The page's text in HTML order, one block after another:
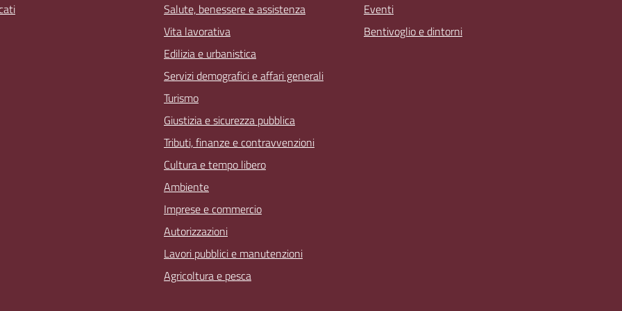
Salute, benessere e assistenza
Vita lavorativa
Edilizia e urbanistica
Servizi demografici e affari generali
Turismo
Giustizia e sicurezza pubblica
Tributi, finanze e contravvenzioni
Cultura e tempo libero
Ambiente
Imprese e commercio
Autorizzazioni
Lavori pubblici e manutenzioni
Agricoltura e pesca
Eventi
Bentivoglio e dintorni